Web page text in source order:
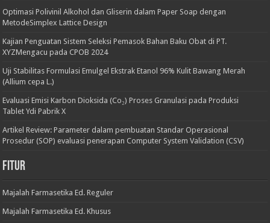
Optimasi Polivinil Alkohol dan Gliserin dalam Paper Soap dengan
MetodeSimplex Lattice Design
Kajian Penguatan Sistem Seleksi Pemasok Bahan Baku Obat di PT.
XYZMengacu pada CPOB 2024
Uji Stabilitas Formulasi Emulgel Ekstrak Etanol 96% Kulit Bawang Merah
(Allium cepa L.)
Evaluasi Emisi Karbon Dioksida (Co₂) Proses Granulasi pada Produksi
Tablet Ydi Pabrik X
Artikel Review: Parameter dalam pembuatan Standar Operasional
Prosedur (SOP) evaluasi penerapan Computer System Validation (CSV)
Fitur
Majalah Farmasetika Ed. Reguler
Majalah Farmasetika Ed. Khusus